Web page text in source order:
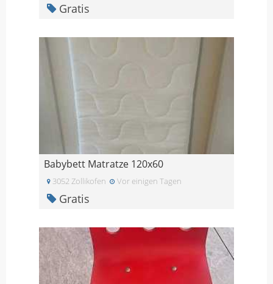
Gratis
Babybett Matratze 120x60
3052 Zollikofen Vor einigen Tagen
Gratis